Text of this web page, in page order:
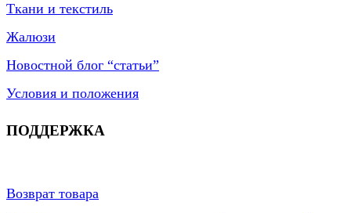
Ткани и текстиль
Жалюзи
Новостной блог “статьи”
Условия и положения
ПОДДЕРЖКА
Возврат товара